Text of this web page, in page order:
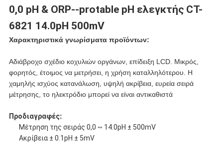
0,0 pH & ORP--protable pH ελεγκτής CT-
6821 14.0pH 500mV
Χαρακτηριστικά γνωρίσματα προϊόντων:
Αδιάβροχο σχέδιο κοχυλιών οργάνων, επίδειξη LCD. Μικρός,
φορητός, έτοιμος να μετρήσει, η χρήση καταλληλότερου. Η
χαμηλής ισχύος κατανάλωση, υψηλή ακρίβεια, ευρεία σειρά
μέτρησης, το ηλεκτρόδιο μπορεί να είναι αντικαθιστά
Προδιαγραφές:
Μέτρηση της σειράς 0,0 ~ 14.0pH ± 500mV
Ακρίβεια ± 0.1pH ± 5mV